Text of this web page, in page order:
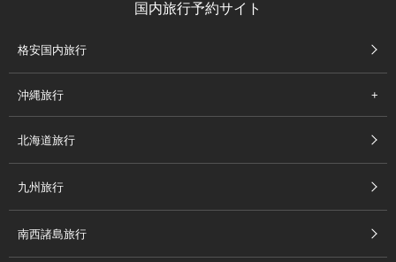
国内旅行予約サイト
格安国内旅行
沖縄旅行
北海道旅行
九州旅行
南西諸島旅行